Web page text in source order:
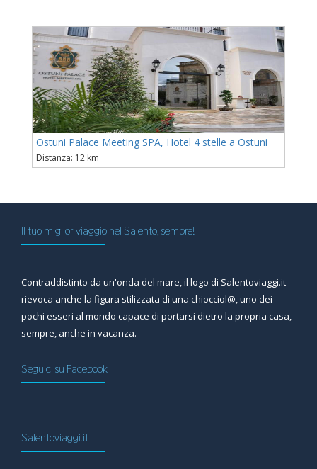
Ostuni Palace Meeting SPA, Hotel 4 stelle a Ostuni
Distanza: 12 km
Il tuo miglior viaggio nel Salento, sempre!
Contraddistinto da un'onda del mare, il logo di Salentoviaggi.it
rievoca anche la figura stilizzata di una chiocciol@, uno dei
pochi esseri al mondo capace di portarsi dietro la propria casa,
sempre, anche in vacanza.
Seguici su Facebook
Salentoviaggi.it